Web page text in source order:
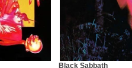
Black Sabbath